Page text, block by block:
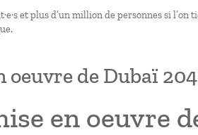
et plus d’un million de personnes si
oeuvre de Dubaï
en oeuvre